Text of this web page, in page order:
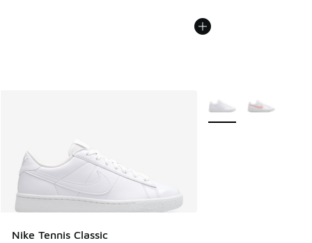
Nike Tennis Classic
Meer kleuren